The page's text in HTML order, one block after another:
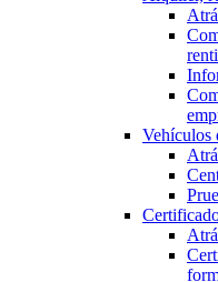
Vehículos